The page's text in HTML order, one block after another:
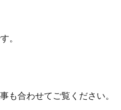
。
も合わせてご覧ください。